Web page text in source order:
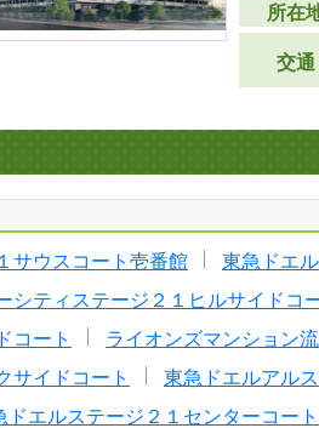
所在
交通
サウスコート壱番館
東急ドエ
シティステージ２１ヒルサイドコ
コート
ライオンズマンション
サイドコート
東急ドエルアル
ドエルステージ２１センターコート